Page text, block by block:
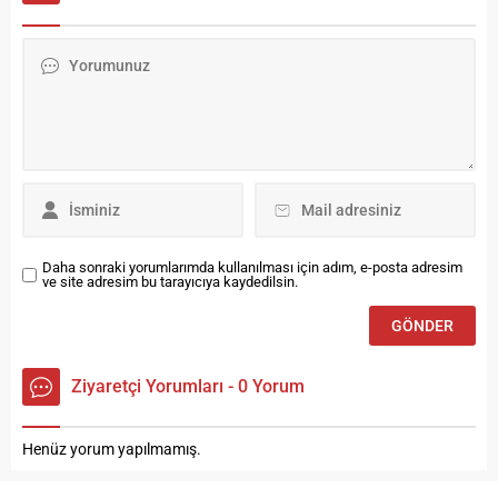
gezisine; Bayburt Milletvekili
Daha sonraki yorumlarımda kullanılması için adım, e-posta adresim
ve site adresim bu tarayıcıya kaydedilsin.
Ziyaretçi Yorumları - 0 Yorum
Henüz yorum yapılmamış.